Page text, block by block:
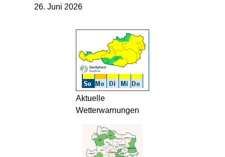
26. Juni 2026
Aktuelle
Wetterwarnungen